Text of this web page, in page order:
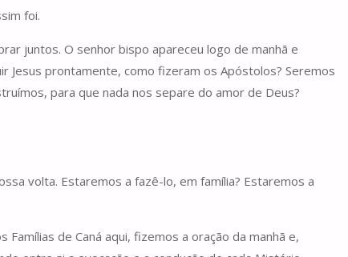
foi.
juntos. O senhor bispo apareceu logo de manhã e
Jesus prontamente, como fizeram os Apóstolos? Seremos
para que nada nos separe do amor de Deus?
volta. Estaremos a fazê-lo, em família? Estaremos a
de Caná aqui, fizemos a oração da manhã e,